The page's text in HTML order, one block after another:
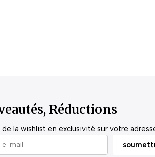
Réductions
la wishlist en exclusivité sur votre